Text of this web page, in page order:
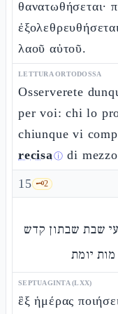
θανατωθήσεται·
λαοῦ αὐτοῦ.
LETTURA ORTODOSSA
Osserverete
per voi: chi lo
chiunque vi
recisaⓘ di
15 🗝️2
שבת שבתון קדש
יומת
SEPTUAGINTA (LXX)
ἓξ ἡμέρας